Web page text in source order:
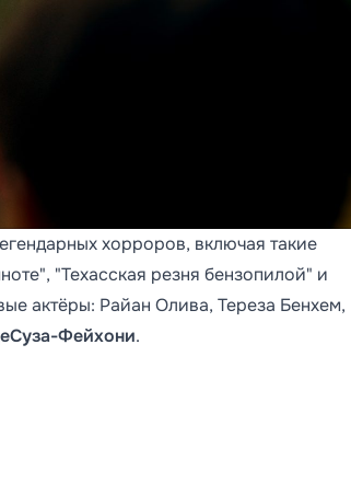
хорроров, включая такие
"Техасская резня бензопилой" и
актёры: Райан Олива, Тереза Бенхем,
Фейхони.